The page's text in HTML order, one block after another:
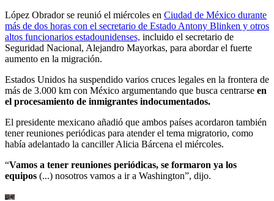
López Obrador se reunió el miércoles en Ciudad de México durante
más de dos horas con el secretario de Estado Antony Blinken y otros
altos funcionarios estadounidenses, incluido el secretario de
Seguridad Nacional, Alejandro Mayorkas, para abordar el fuerte
aumento en la migración.
Estados Unidos ha suspendido varios cruces legales en la frontera de
más de 3.000 km con México argumentando que busca centrarse en
el procesamiento de inmigrantes indocumentados.
El presidente mexicano añadió que ambos países acordaron también
tener reuniones periódicas para atender el tema migratorio, como
había adelantado la canciller Alicia Bárcena el miércoles.
“Vamos a tener reuniones periódicas, se formaron ya los
equipos (...) nosotros vamos a ir a Washington”, dijo.